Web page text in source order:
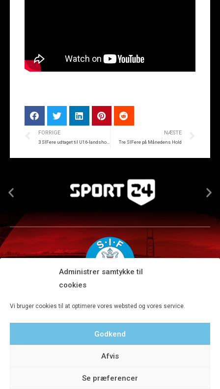
Administrer samtykke til
cookies
Vi bruger cookies til at optimere vores websted og vores service.
Godkend
Afvis
Se præferencer
FORRIGE NÆSTE
Tre SIFere på Månedens Hold
Tlf 8680 4477 · Fax 8680 4647 · Kontortid man-fre kl. 9-15